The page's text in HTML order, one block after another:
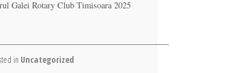
Galei Rotary Club Timisoara 2025
in Uncategorized